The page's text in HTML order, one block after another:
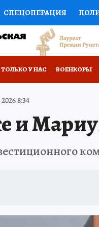
СПЕЦОПЕРАЦИЯ
НАУКА СПОРТ
РАДИО КП
ТОЛЬКО У НАС ВОЕНКОРЫ
АФИША
8:34
и